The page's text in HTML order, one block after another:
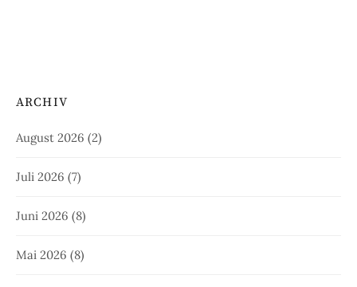
ARCHIV
August 2026 (2)
Juli 2026 (7)
Juni 2026 (8)
Mai 2026 (8)